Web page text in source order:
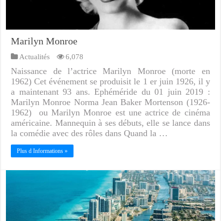
Marilyn Monroe
Actualités 6,078
Naissance de l’actrice Marilyn Monroe (morte en
1962) Cet événement se produisit le 1 er juin 1926, il y
a maintenant 93 ans. Ephéméride du 01 juin 2019 :
Marilyn Monroe Norma Jean Baker Mortenson (1926-
1962) ou Marilyn Monroe est une actrice de cinéma
américaine. Mannequin à ses débuts, elle se lance dans
la comédie avec des rôles dans Quand la …
Plus d Informations »